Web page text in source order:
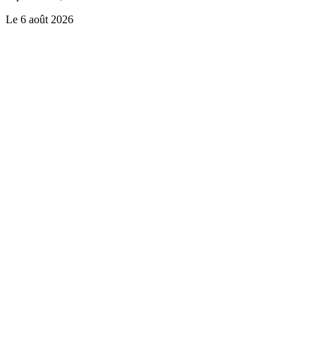
Le 6 août 2026